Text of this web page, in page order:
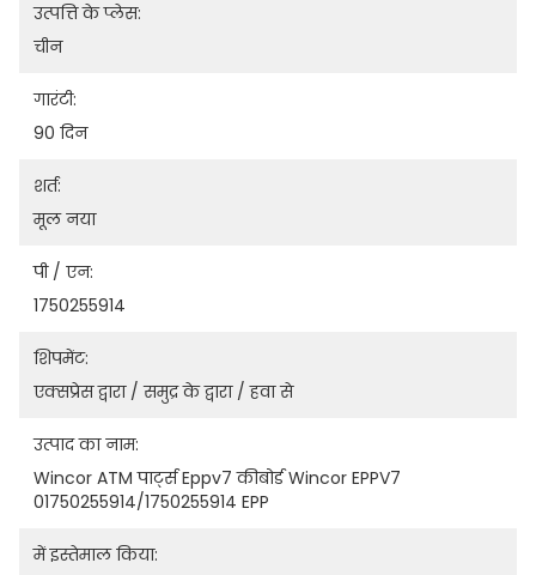
उत्पत्ति के प्लेस:
चीन
गारंटी:
90 दिन
शर्त:
मूल नया
पी / एन:
1750255914
शिपमेंट:
एक्सप्रेस द्वारा / समुद्र के द्वारा / हवा से
उत्पाद का नाम:
Wincor ATM पार्ट्स Eppv7 कीबोर्ड Wincor EPPV7
01750255914/1750255914 EPP
में इस्तेमाल किया: